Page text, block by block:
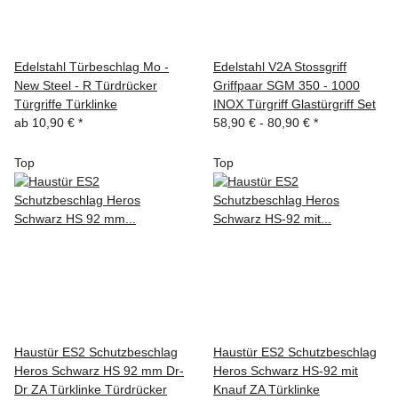
Edelstahl Türbeschlag Mo -
New Steel - R Türdrücker
Türgriffe Türklinke
ab 10,90 € *
Edelstahl V2A Stossgriff
Griffpaar SGM 350 - 1000
INOX Türgriff Glastürgriff Set
58,90 € - 80,90 € *
Top
Haustür ES2 Schutzbeschlag
Heros Schwarz HS 92 mm Dr-
Dr ZA Türklinke Türdrücker
Top
Haustür ES2 Schutzbeschlag
Heros Schwarz HS-92 mit
Knauf ZA Türklinke